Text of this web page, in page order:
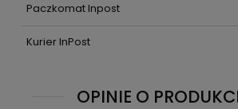
Paczkomat Inpost
Kurier InPost
OPINIE O